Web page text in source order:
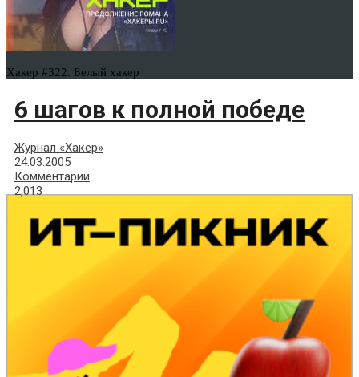
Хакер #322. Белый хакер
6 шагов к полной победе
Журнал «Хакер»
24.03.2005
Комментарии
2,013